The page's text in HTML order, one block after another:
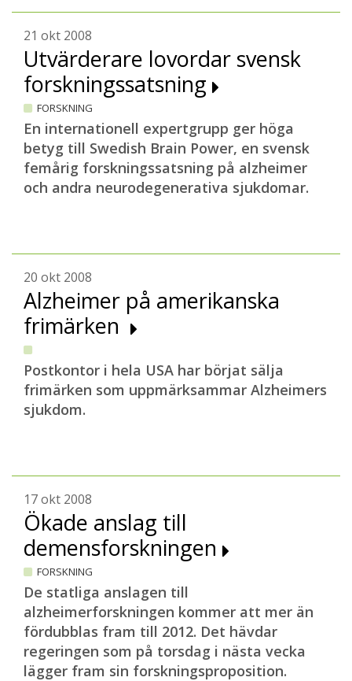
21 okt 2008
Utvärderare lovordar svensk
forskningssatsning
FORSKNING
En internationell expertgrupp ger höga
betyg till Swedish Brain Power, en svensk
femårig forskningssatsning på alzheimer
och andra neurodegenerativa sjukdomar.
20 okt 2008
Alzheimer på amerikanska
frimärken
Postkontor i hela USA har börjat sälja
frimärken som uppmärksammar Alzheimers
sjukdom.
17 okt 2008
Ökade anslag till
demensforskningen
FORSKNING
De statliga anslagen till
alzheimerforskningen kommer att mer än
fördubblas fram till 2012. Det hävdar
regeringen som på torsdag i nästa vecka
lägger fram sin forskningsproposition.